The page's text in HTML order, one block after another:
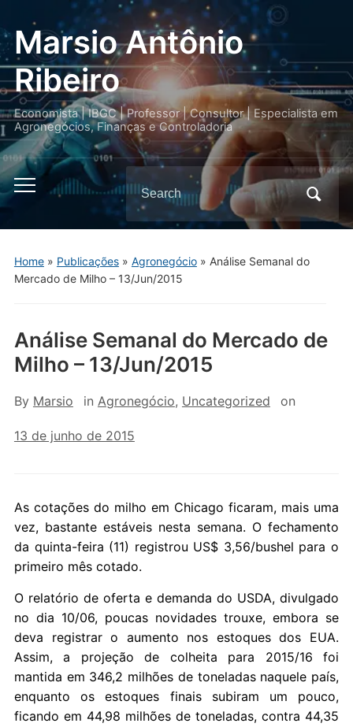
Marsio Antônio
Ribeiro
Economista | IBGC | Professor | Consultor | Especialista em
Agronegócios, Finanças e Controladoria
Toggle
menu
for:
Home» Publicações» Agronegócio» Análise Semanal do
Mercado de Milho – 13/Jun/2015
Análise Semanal do Mercado de
Milho – 13/Jun/2015
By Marsio in Agronegócio, Uncategorized on
13 de junho de 2015
As cotações do milho em Chicago ficaram, mais uma
vez, bastante estáveis nesta semana. O fechamento
da quinta-feira (11) registrou US$ 3,56/bushel para o
primeiro mês cotado.
O relatório de oferta e demanda do USDA, divulgado
no dia 10/06, poucas novidades trouxe, embora se
deva registrar o aumento nos estoques dos EUA.
Assim, a projeção de colheita para 2015/16 foi
mantida em 346,2 milhões de toneladas naquele país,
enquanto os estoques finais subiram um pouco,
ficando em 44,98 milhões de toneladas, contra 44,35